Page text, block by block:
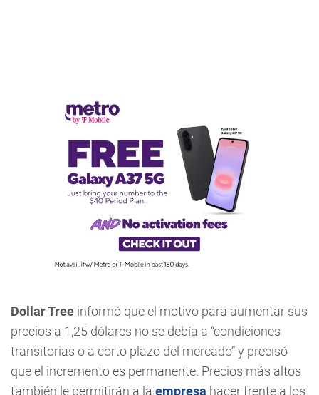
Dollar Tree informó que el motivo para aumentar sus
precios a 1,25 dólares no se debía a “condiciones
transitorias o a corto plazo del mercado” y precisó
que el incremento es permanente. Precios más altos
también le permitirán a la empresa hacer frente a los